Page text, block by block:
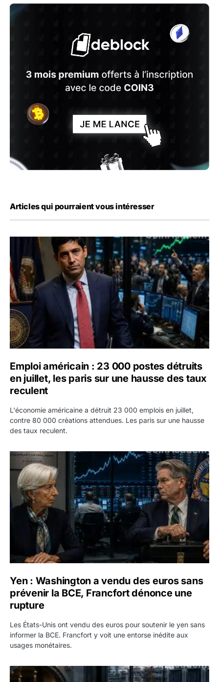
Articles qui pourraient vous intéresser
Emploi américain : 23 000 postes détruits en juillet, les
Emploi américain : 23 000 postes détruits
en juillet, les paris sur une hausse des taux
reculent
L'économie américaine a détruit 23 000 emplois en juillet,
contre 80 000 créations attendues. Les paris sur une hausse
des taux reculent.
Yen : Washington a vendu des euros sans prévenir la
Yen : Washington a vendu des euros sans
prévenir la BCE, Francfort dénonce une
rupture
Les États-Unis ont vendu des euros pour soutenir le yen sans
informer la BCE. Francfort y voit une entorse inédite aux
usages monétaires.
Jane Street négocie le transfert de 11 milliards de